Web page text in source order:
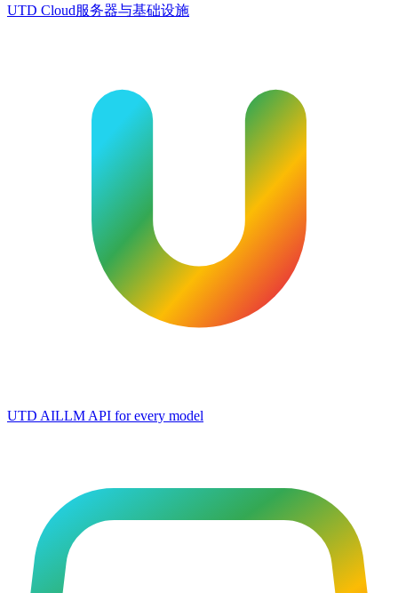
UTD Cloud服务器与基础设施
UTD AILLM API for every model